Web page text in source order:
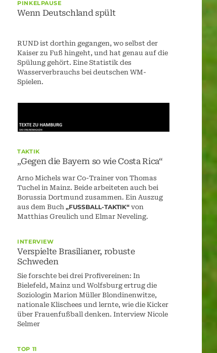
PINKELPAUSE
Wenn Deutschland spült
RUND ist dorthin gegangen, wo selbst der
Kaiser zu Fuß hingeht, und hat genau auf die
Spülung gehört. Eine Statistik des
Wasserverbrauchs bei deutschen WM-
Spielen.
TAKTIK
„Gegen die Bayern so wie Costa Rica“
Arno Michels war Co-Trainer von Thomas
Tuchel in Mainz. Beide arbeiteten auch bei
Borussia Dortmund zusammen. Ein Auszug
aus dem Buch„FUSSBALL-TAKTIK“ von
Matthias Greulich und Elmar Neveling.
INTERVIEW
Verspielte Brasilianer, robuste
Schweden
Sie forschte bei drei Profivereinen: In
Bielefeld, Mainz und Wolfsburg ertrug die
Soziologin Marion Müller Blondinenwitze,
nationale Klischees und lernte, wie die Kicker
über Frauenfußball denken. Interview Nicole
Selmer
TOP 11